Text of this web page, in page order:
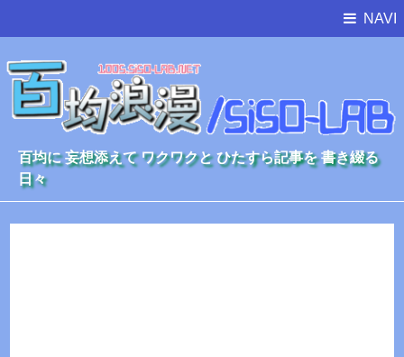
NAVI
百均に 妄想添えて ワクワクと ひたすら記事を 書き綴る
日々